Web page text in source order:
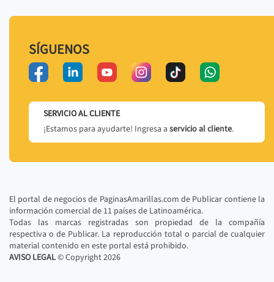
SÍGUENOS
SERVICIO AL CLIENTE
¡Estamos para ayudarte! Ingresa a servicio al cliente.
El portal de negocios de PaginasAmarillas.com de Publicar contiene la
información comercial de 11 países de Latinoamérica.
Todas las marcas registradas son propiedad de la compañía
respectiva o de Publicar. La reproducción total o parcial de cualquier
material contenido en este portal está prohibido.
AVISO LEGAL© Copyright2026